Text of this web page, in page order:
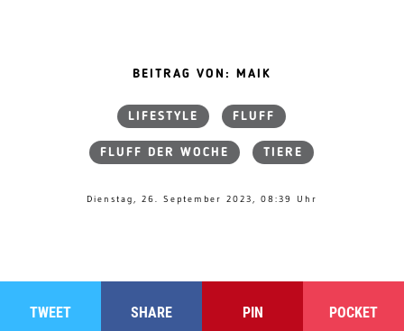
BEITRAG VON: MAIK
LIFESTYLE FLUFF
FLUFF DER WOCHE TIERE
Dienstag, 26. September 2023, 08:39 Uhr
TWEET SHARE PIN POCKET